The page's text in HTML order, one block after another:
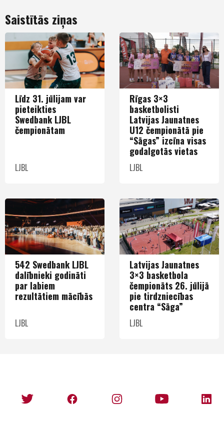
Saistītās ziņas
Līdz 31. jūlijam var
pieteikties
Swedbank LJBL
čempionātam
LJBL
Rīgas 3×3
basketbolisti
Latvijas Jaunatnes
U12 čempionātā pie
“Sāgas” izcīna visas
godalgotās vietas
LJBL
542 Swedbank LJBL
dalībnieki godināti
par labiem
rezultātiem mācībās
LJBL
Latvijas Jaunatnes
3×3 basketbola
čempionāts 26. jūlijā
pie tirdzniecības
centra “Sāga”
LJBL